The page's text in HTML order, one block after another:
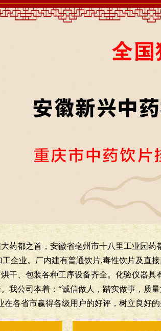
都之首，安徽省亳州市十八里工业园药
企业。厂内建有普通饮片,毒性饮片及直
干、包装各种工序设备齐全。化验仪器具
我公司本着：“诚信做人，踏实做事，质
各省市赢得各级用户的好评，树立良好